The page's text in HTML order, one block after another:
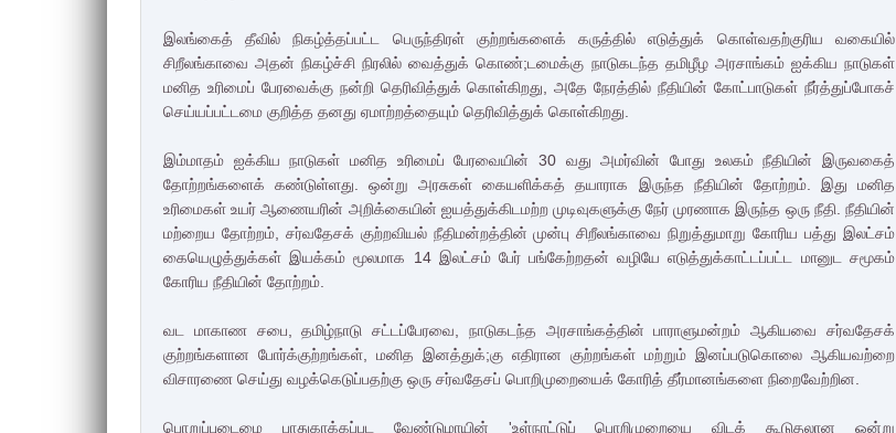
இலங்கைத் தீவில் நிகழ்த்தப்பட்ட பெருந்திரள் குற்றங்களைக் கருத்தில் எடுத்துக் கொள்வதற்குரிய வகையில்
சிறீலங்காவை அதன் நிகழ்ச்சி நிரலில் வைத்துக் கொண்;டமைக்கு நாடுகடந்த தமிழீழ அரசாங்கம் ஐக்கிய நாடுகள்
மனித உரிமைப் பேரவைக்கு நன்றி தெரிவித்துக் கொள்கிறது, அதே நேரத்தில் நீதியின் கோட்பாடுகள் நீர்த்துப்போகச்
செய்யப்பட்டமை குறித்த தனது ஏமாற்றத்தையும் தெரிவித்துக் கொள்கிறது.
இம்மாதம் ஐக்கிய நாடுகள் மனித உரிமைப் பேரவையின் 30 வது அமர்வின் போது உலகம் நீதியின் இருவகைத்
தோற்றங்களைக் கண்டுள்ளது. ஒன்று அரசுகள் கையளிக்கத் தயாராக இருந்த நீதியின் தோற்றம். இது மனித
உரிமைகள் உயர் ஆணையரின் அறிக்கையின் ஐயத்துக்கிடமற்ற முடிவுகளுக்கு நேர் முரணாக இருந்த ஒரு நீதி. நீதியின்
மற்றைய தோற்றம், சர்வதேசக் குற்றவியல் நீதிமன்றத்தின் முன்பு சிறீலங்காவை நிறுத்துமாறு கோரிய பத்து இலட்சம்
கையெழுத்துக்கள் இயக்கம் மூலமாக 14 இலட்சம் பேர் பங்கேற்றதன் வழியே எடுத்துக்காட்டப்பட்ட மானுட சமூகம்
கோரிய நீதியின் தோற்றம்.
வட மாகாண சபை, தமிழ்நாடு சட்டப்பேரவை, நாடுகடந்த அரசாங்கத்தின் பாராளுமன்றம் ஆகியவை சர்வதேசக்
குற்றங்களான போர்க்குற்றங்கள், மனித இனத்துக்;கு எதிரான குற்றங்கள் மற்றும் இனப்படுகொலை ஆகியவற்றை
விசாரணை செய்து வழக்கெடுப்பதற்கு ஒரு சர்வதேசப் பொறிமுறையைக் கோரித் தீர்மானங்களை நிறைவேற்றின.
பொறுப்புடைமை பாதுகாக்கப்பட வேண்டுமாயின் 'உள்நாட்டுப் பொறிமுறையை விடக் கூடுதலான ஒன்று